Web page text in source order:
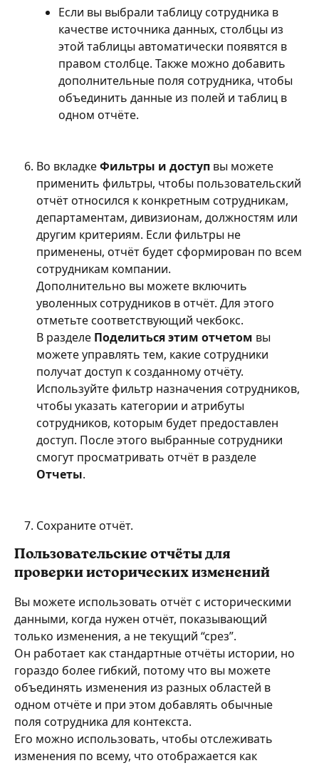
Если вы выбрали таблицу сотрудника в
качестве источника данных, столбцы из
этой таблицы автоматически появятся в
правом столбце. Также можно добавить
дополнительные поля сотрудника, чтобы
объединить данные из полей и таблиц в
одном отчёте.
Во вкладке Фильтры и доступ вы можете
применить фильтры, чтобы пользовательский
отчёт относился к конкретным сотрудникам,
департаментам, дивизионам, должностям или
другим критериям. Если фильтры не
применены, отчёт будет сформирован по всем
сотрудникам компании.
Дополнительно вы можете включить
уволенных сотрудников в отчёт. Для этого
отметьте соответствующий чекбокс.
В разделе Поделиться этим отчетом вы
можете управлять тем, какие сотрудники
получат доступ к созданному отчёту.
Используйте фильтр назначения сотрудников,
чтобы указать категории и атрибуты
сотрудников, которым будет предоставлен
доступ. После этого выбранные сотрудники
смогут просматривать отчёт в разделе
Отчеты.
Сохраните отчёт.
Пользовательские отчёты для
проверки исторических изменений
Вы можете использовать отчёт с историческими
данными, когда нужен отчёт, показывающий
только изменения, а не текущий “срез”.
Он работает как стандартные отчёты истории, но
гораздо более гибкий, потому что вы можете
объединять изменения из разных областей в
одном отчёте и при этом добавлять обычные
поля сотрудника для контекста.
Его можно использовать, чтобы отслеживать
изменения по всему, что отображается как